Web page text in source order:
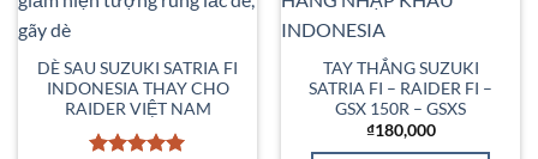
DÈ SAU SUZUKI SATRIA FI
INDONESIA THAY CHO
RAIDER VIỆT NAM
TAY THẮNG SUZUKI
SATRIA FI – RAIDER FI –
GSX 150R – GSXS
₫180,000